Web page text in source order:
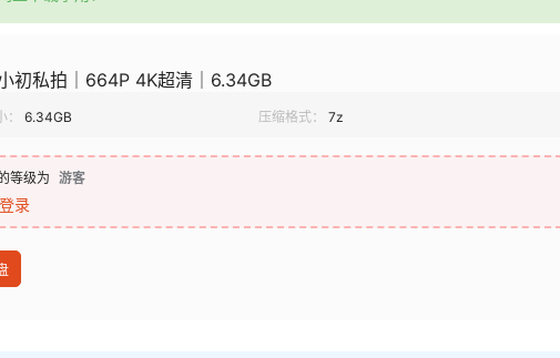
初私拍｜664P 4K超清｜6.34GB
6.34GB 压缩格式： 7z
等级为 游客
登录